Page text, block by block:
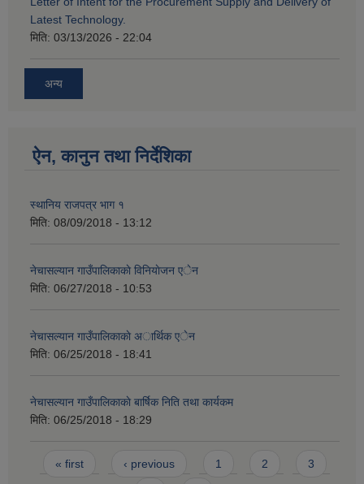
Latest Technology.
मिति: 03/13/2026 - 22:04
अन्य
ऐन, कानुन तथा निर्देशिका
स्थानिय राजपत्र भाग १
मिति: 08/09/2018 - 13:12
नेचासल्यान गाउँपालिकाकाे विनियाेजन एेन
मिति: 06/27/2018 - 10:53
नेचासल्यान गाउँपालिकाकाे अार्थिक एेन
मिति: 06/25/2018 - 18:41
नेचासल्यान गाउँपालिकाकाे बार्षिक निति तथा कार्यकम
मिति: 06/25/2018 - 18:29
Pages
« first ‹ previous 1 2 3